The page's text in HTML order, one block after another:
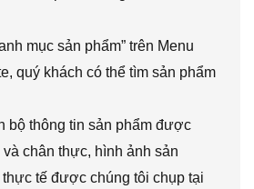
mục sản phẩm” trên Menu
quý khách có thể tìm sản phẩm
bộ thông tin sản phẩm được
chân thực, hình ảnh sản
tế được chúng tôi chụp tại